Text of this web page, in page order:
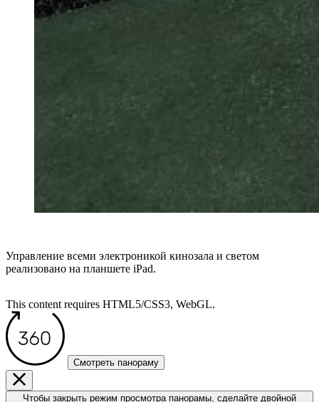
Управление всеми электроникой кинозала и светом
реализовано на планшете iPad.
This content requires HTML5/CSS3, WebGL.
Смотреть панораму
Чтобы закрыть режим просмотра панорамы, сделайте двойной